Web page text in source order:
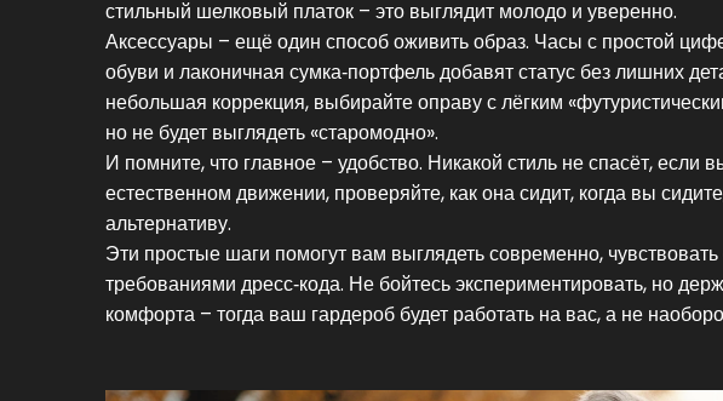
стильный шелковый платок – это выглядит молодо и уверенно.
Аксессуары – ещё один способ оживить образ. Часы с простой
обуви и лаконичная сумка‑портфель добавят статус без лишних
небольшая коррекция, выбирайте оправу с лёгким
но не будет выглядеть «старомодно».
И помните, что главное – удобство. Никакой стиль не спасёт,
естественном движении, проверяйте, как она сидит, когда вы
альтернативу.
Эти простые шаги помогут вам выглядеть современно,
требованиями дресс‑кода. Не бойтесь экспериментировать, но
комфорта – тогда ваш гардероб будет работать на вас, а не